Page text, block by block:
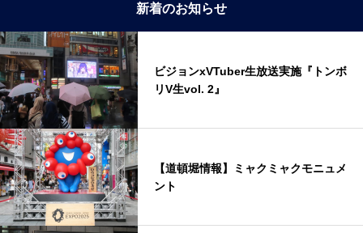
新着のお知らせ
ビジョンxVTuber生放送実施『トンボ
リV生vol. 2』
【道頓堀情報】ミャクミャクモニュメ
ント